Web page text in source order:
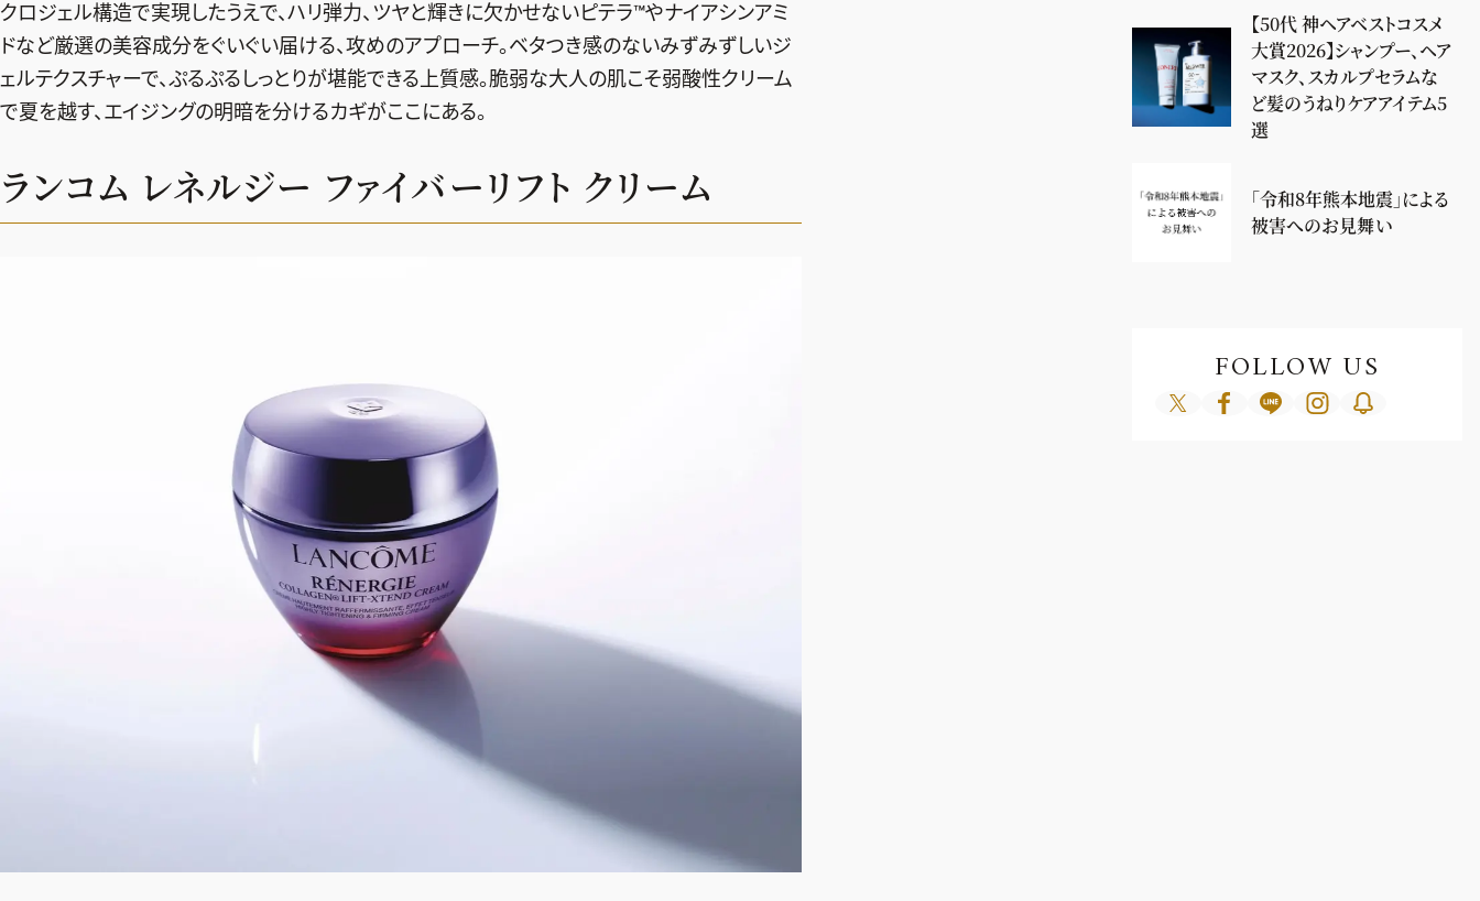
クロジェル構造で実現したうえで、ハリ弾力、ツヤと輝きに欠かせないピテラ™やナイアシンアミ
ドなど厳選の美容成分をぐいぐい届ける、攻めのアプローチ。ベタつき感のないみずみずしいジ
ェルテクスチャーで、ぷるぷるしっとりが堪能できる上質感。脆弱な大人の肌こそ弱酸性クリーム
で夏を越す、エイジングの明暗を分けるカギがここにある。
ランコム レネルジー ファイバーリフト クリーム
【50代 神ヘアベストコスメ
大賞2026】シャンプー、ヘア
マスク、スカルプセラムな
ど髪のうねりケアアイテム5
選
「令和8年熊本地震」による
被害へのお見舞い
FOLLOW US